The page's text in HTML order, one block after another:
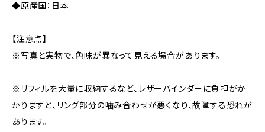
◆原産国：日本
【注意点】
※写真と実物で、色味が異なって見える場合があります。
※リフィルを大量に収納するなど、レザーバインダーに負担がか
かりますと、リング部分の噛み合わせが悪くなり、故障する恐れが
あります。